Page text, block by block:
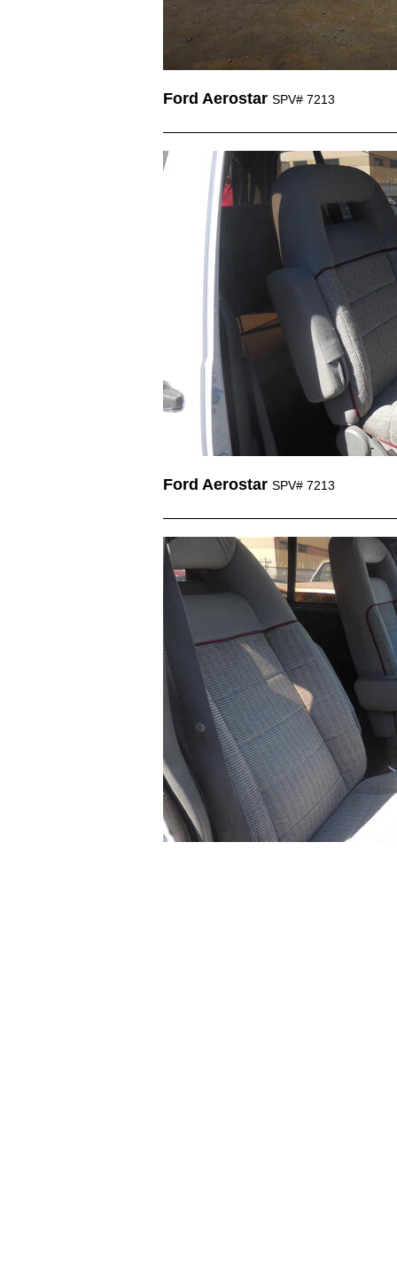
Ford Aerostar SPV# 7213
Ford Aerostar SPV# 7213